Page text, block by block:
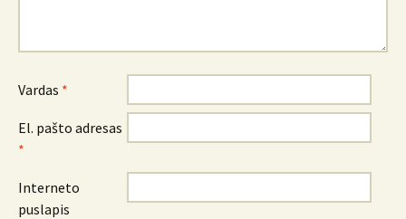
Vardas *
El. pašto adresas
*
Interneto
puslapis